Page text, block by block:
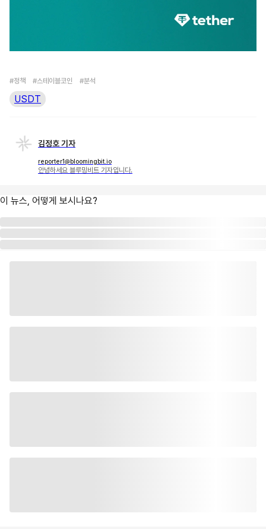
#정책 #스테이블코인 #분석
USDT
김정호 기자
reporter1@bloomingbit.io
안녕하세요 블루밍비트 기자입니다.
이 뉴스, 어떻게 보시나요?